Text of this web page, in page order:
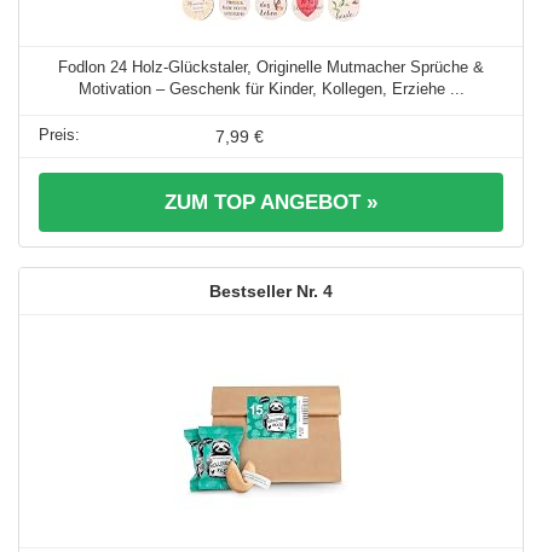
Fodlon 24 Holz-Glückstaler, Originelle Mutmacher Sprüche &
Motivation – Geschenk für Kinder, Kollegen, Erziehe ...
7,99 €
ZUM TOP ANGEBOT »
4